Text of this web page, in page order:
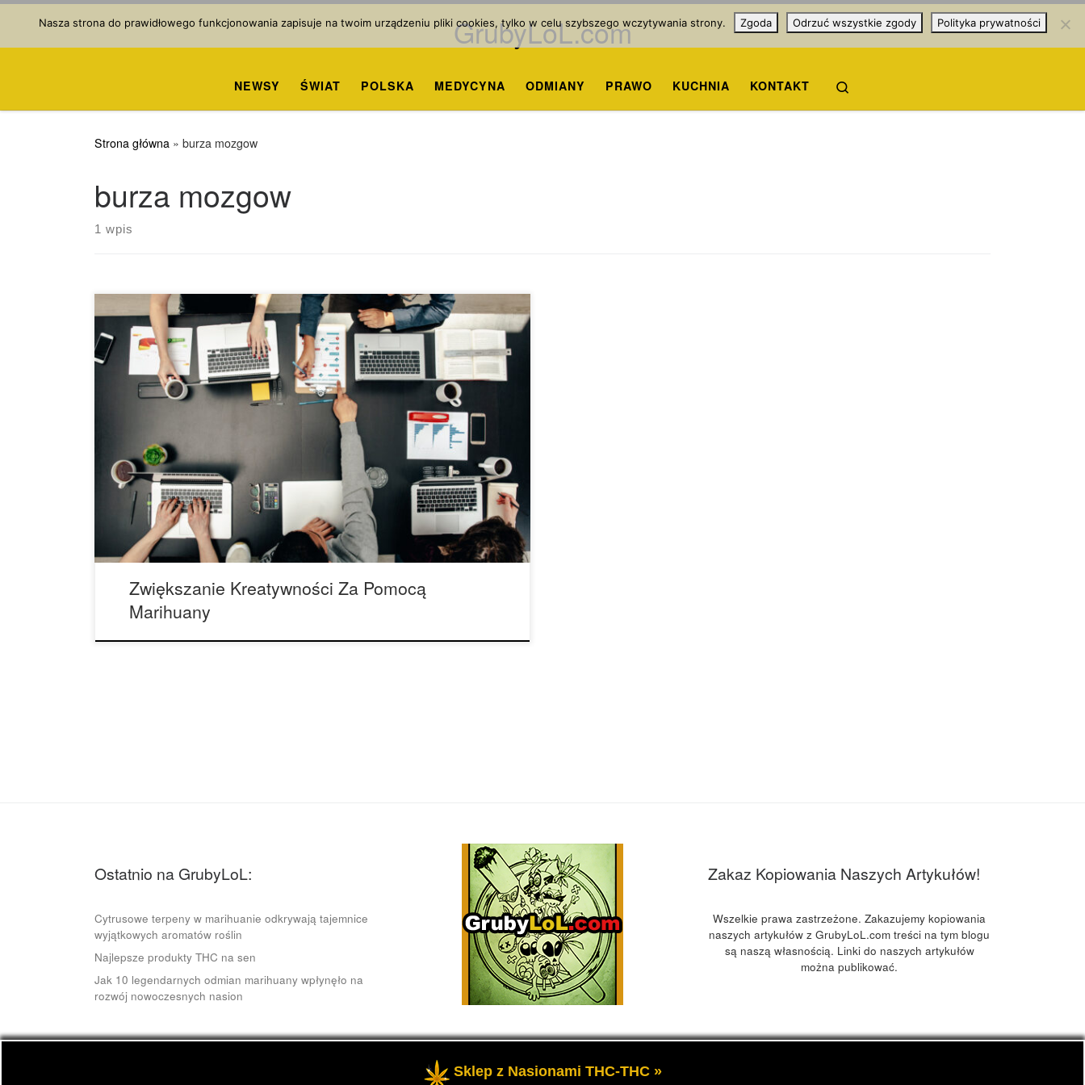
Przejdź do treści GrubyLoL.com
NEWSY ŚWIAT POLSKA MEDYCYNA ODMIANY PRAWO KUCHNIA KONTAKT
Strona główna » burza mozgow
burza mozgow
1 wpis
Miarą naukową „kreatywnego myślenia” jest myślenie dywergencyjne lub
umiejętność stosowania taktyk, takich jak burza mózgów, kreatywne myślenie,
myślenie nieszablonowe lub każdy inny sposób, w jaki wymyślamy interesujące
rozwiązania problemów. Jednym ze sposobów na wywołanie kreatywnego
myślenia jest świadome używanie marihuany. Badania wykazały, że chociaż
konsumenci uważają, że konopie indyjskie pobudzają […]
Zwiększanie Kreatywności Za Pomocą
Marihuany
Ostatnio na GrubyLoL:
Cytrusowe terpeny w marihuanie odkrywają tajemnice
wyjątkowych aromatów roślin
Najlepsze produkty THC na sen
Jak 10 legendarnych odmian marihuany wpłynęło na
rozwój nowoczesnych nasion
Zakaz Kopiowania Naszych Artykułów!
Wszelkie prawa zastrzeżone. Zakazujemy kopiowania
naszych artykułów z GrubyLoL.com treści na tym blogu
są naszą własnością. Linki do naszych artykułów
można publikować.
- Przedstawia informacje o marihuanie, czyli cannabis blog, kuchnia konopna i wiele innych.
Nasza strona do prawidłowego funkcjonowania zapisuje na twoim urządzeniu pliki cookies, tylko w celu szybszego wczytywania strony. Zgoda Odrzuć wszystkie zgody Polityka prywatności
Sklep z Nasionami THC-THC »